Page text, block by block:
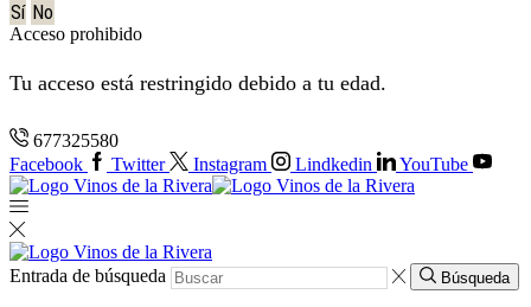
Sí No
Acceso prohibido
Tu acceso está restringido debido a tu edad.
677325580
Facebook
Twitter Instagram Lindkedin YouTube
Entrada de búsqueda Búsqueda